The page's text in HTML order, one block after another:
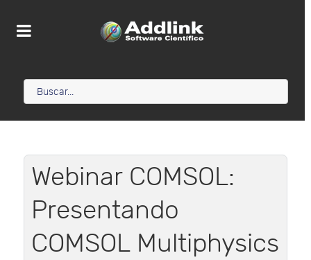
Webinar COMSOL:
Presentando
COMSOL Multiphysics